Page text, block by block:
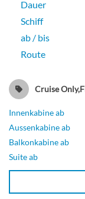
Minisuite mit
Dauer
Schiff
ab / bis
Route
Cruise
Innenkabine ab
Aussenkabine ab
Balkonkabine ab
Suite ab